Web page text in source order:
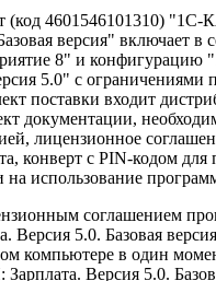
(код 4601546101310)
версия" включает в
8" и конфигурацию
5.0" с ограничениями
поставки входит
документации,
лицензионное
конверт с PIN-кодом для
на использование
соглашением
5.0. Базовая
компьютере в один
Версия 5.0.